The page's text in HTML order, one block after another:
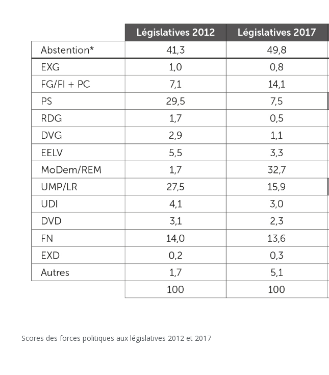
Scores des forces politiques aux législatives 2012 et 2017